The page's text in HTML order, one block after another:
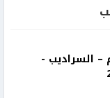
السراديب -